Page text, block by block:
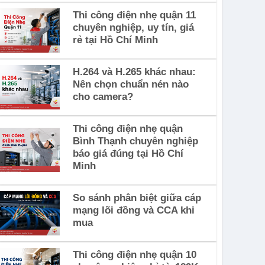
Thi công điện nhẹ quận 11
chuyên nghiệp, uy tín, giá
rẻ tại Hồ Chí Minh
H.264 và H.265 khác nhau:
Nên chọn chuẩn nén nào
cho camera?
Thi công điện nhẹ quận
Bình Thạnh chuyên nghiệp
báo giá đúng tại Hồ Chí
Minh
So sánh phân biệt giữa cáp
mạng lõi đồng và CCA khi
mua
Thi công điện nhẹ quận 10